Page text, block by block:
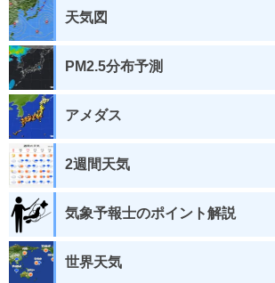
天気図
PM2.5分布予測
アメダス
2週間天気
気象予報士のポイント解説
世界天気